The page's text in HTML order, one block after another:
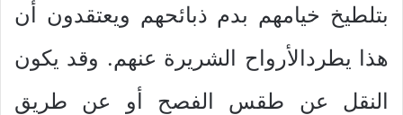
بتلطيخ خيامهم بدم ذبائحهم ويعتقدون أن
هذا يطردالأرواح الشريرة عنهم. وقد يكون
النقل عن طقس الفصح أو عن طريق